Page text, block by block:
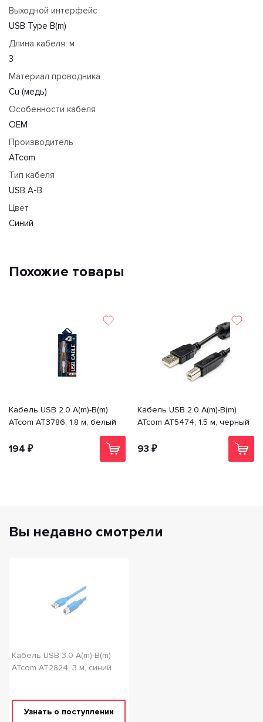
Выходной интерфейс
USB Type B(m)
Длина кабеля, м
3
Материал проводника
Cu (медь)
Особенности кабеля
OEM
Производитель
ATcom
Тип кабеля
USB A-B
Цвет
Синий
Похожие товары
Кабель USB 2.0 A(m)-B(m)
ATcom AT3786, 1.8 м, белый
194 ₽
Кабель USB 2.0 A(m)-B(m)
ATcom AT5474, 1.5 м, черный
93 ₽
Вы недавно смотрели
Кабель USB 3.0 A(m)-B(m)
ATcom AT2824, 3 м, синий
Узнать о поступлении